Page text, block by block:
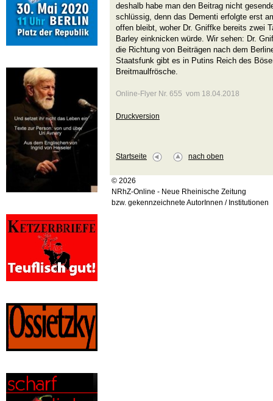
deshalb habe man den Beitrag nicht
schlüssig, denn das Dementi erfolgte erst
offen bleibt, woher Dr. Gniffke bereits zwei
Barley einknicken würde. Wir sehen: Dr.
die Richtung von Beiträgen nach dem
Staatsfunk gibt es in Putins Reich des
Breitmaulfrösche.
Online-Flyer Nr. 655 vom 18.04.2018
Druckversion
Startseite nach oben
© 2026
NRhZ-Online - Neue Rheinische Zeitung
bzw. gekennzeichnete AutorInnen / Institutionen